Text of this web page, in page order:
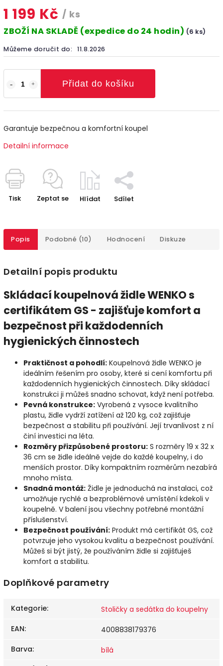
1 199 Kč / ks
ZBOŽÍ NA SKLADĚ (expedice do 24 hodin) (6 ks)
Můžeme doručit do: 11.8.2026
Přidat do košíku
Garantuje bezpečnou a komfortní koupel
Detailní informace
Tisk Zeptat se Hlídat Sdílet
Popis Podobné (10) Hodnocení Diskuze
Detailní popis produktu
Skládací koupelnová židle WENKO s
certifikátem GS - zajišťuje komfort a
bezpečnost při každodenních
hygienických činnostech
Praktičnost a pohodlí: Koupelnová židle WENKO je
ideálním řešením pro osoby, které si cení komfortu při
každodenních hygienických činnostech. Díky skládací
konstrukci ji můžeš snadno schovat, když není potřeba.
Pevná konstrukce: Vyrobená z vysoce kvalitního
plastu, židle vydrží zatížení až 120 kg, což zajišťuje
bezpečnost a stabilitu při používání. Její trvanlivost z ní
činí investici na léta.
Rozměry přizpůsobené prostoru: S rozměry 19 x 32 x
36 cm se židle ideálně vejde do každé koupelny, i do
menších prostor. Díky kompaktním rozměrům nezabírá
mnoho místa.
Snadná montáž: Židle je jednoduchá na instalaci, což
umožňuje rychlé a bezproblémové umístění kdekoli v
koupelně. V balení jsou všechny potřebné montážní
příslušenství.
Bezpečnost používání: Produkt má certifikát GS, což
potvrzuje jeho vysokou kvalitu a bezpečnost používání.
Můžeš si být jistý, že používáním židle si zajišťuješ
komfort a stabilitu.
Doplňkové parametry
Kategorie:
Stoličky a sedátka do koupelny
EAN:
4008838179376
Barva:
bílá